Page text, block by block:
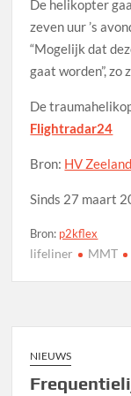
De helikopter
zeven uur ’s
“Mogelijk dat
gaat worden”, zo
De
Flightradar24
Bron: HV Zeeland
Sinds 27 maart
Bron: p2kflex
lifeliner MMT
NIEUWS